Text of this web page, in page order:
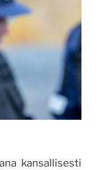
kansallisesti